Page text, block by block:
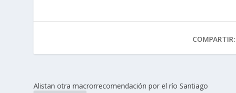
COMPARTIR:
Alistan otra macrorrecomendación por el río Santiago